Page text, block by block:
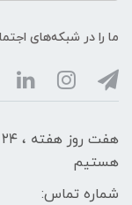
ما را در شبکه‌های
هستیم
شماره تماس: